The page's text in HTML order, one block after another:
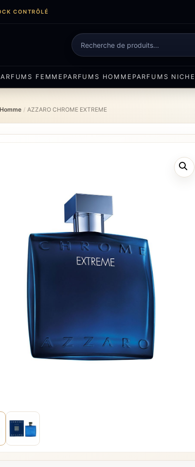
CONTRÔLÉ
Recherche
de
produits
FEMME PARFUMS HOMME PARFUMS NICHE
/ AZZARO CHROME EXTREME